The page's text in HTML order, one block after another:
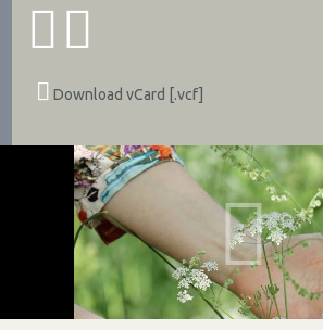
Download vCard [.vcf]